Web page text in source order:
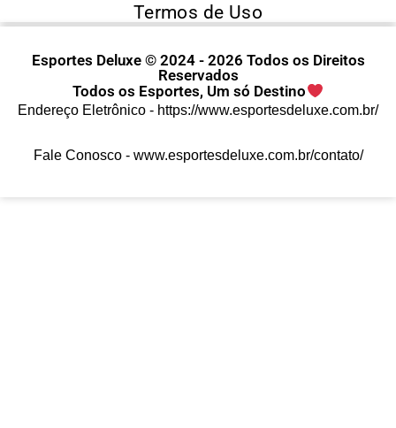
Termos de Uso
Esportes Deluxe © 2024 - 2026 Todos os Direitos
Reservados
Todos os Esportes, Um só Destino
Endereço Eletrônico - https://www.esportesdeluxe.com.br/
Fale Conosco - www.esportesdeluxe.com.br/contato/